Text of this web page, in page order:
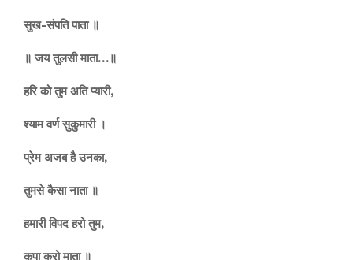
सुख-संपति पाता ॥
॥ जय तुलसी माता…॥
हरि को तुम अति प्यारी,
श्याम वर्ण सुकुमारी ।
प्रेम अजब है उनका,
तुमसे कैसा नाता ॥
हमारी विपद हरो तुम,
कृपा करो माता ॥